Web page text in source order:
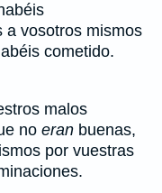
a vosotros mismos
cometido.
malos
no eran buenas,
por vuestras